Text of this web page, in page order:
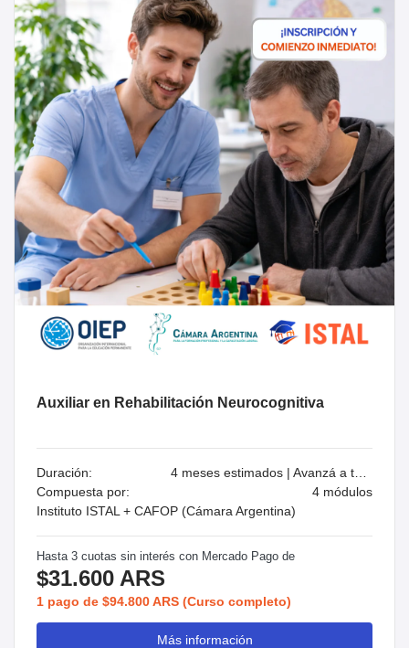
Auxiliar en Rehabilitación Neurocognitiva
Duración:
Compuesta por:
4 módulos
Instituto ISTAL + CAFOP (Cámara Argentina)
Hasta 3 cuotas sin interés con Mercado Pago de
$31.600 ARS
1 pago de $94.800 ARS (Curso completo)
Más información